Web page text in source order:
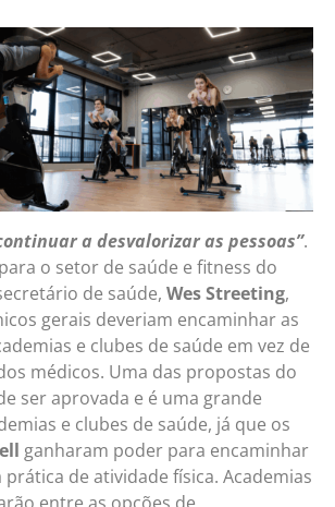
a desvalorizar as pessoas”.
o setor de saúde e fitness do
de saúde, Wes Streeting,
gerais deveriam encaminhar as
e clubes de saúde em vez de
médicos. Uma das propostas do
ser aprovada e é uma grande
e clubes de saúde, já que os
ganharam poder para encaminhar
de atividade física. Academias